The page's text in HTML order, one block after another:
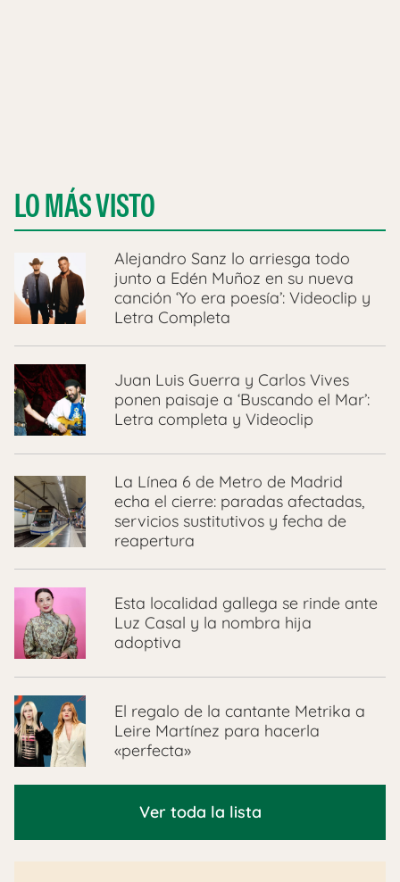
LO MÁS VISTO
Alejandro Sanz lo arriesga todo
junto a Edén Muñoz en su nueva
canción ‘Yo era poesía’: Videoclip y
Letra Completa
Juan Luis Guerra y Carlos Vives
ponen paisaje a ‘Buscando el Mar’:
Letra completa y Videoclip
La Línea 6 de Metro de Madrid
echa el cierre: paradas afectadas,
servicios sustitutivos y fecha de
reapertura
Esta localidad gallega se rinde ante
Luz Casal y la nombra hija
adoptiva
El regalo de la cantante Metrika a
Leire Martínez para hacerla
«perfecta»
Ver toda la lista